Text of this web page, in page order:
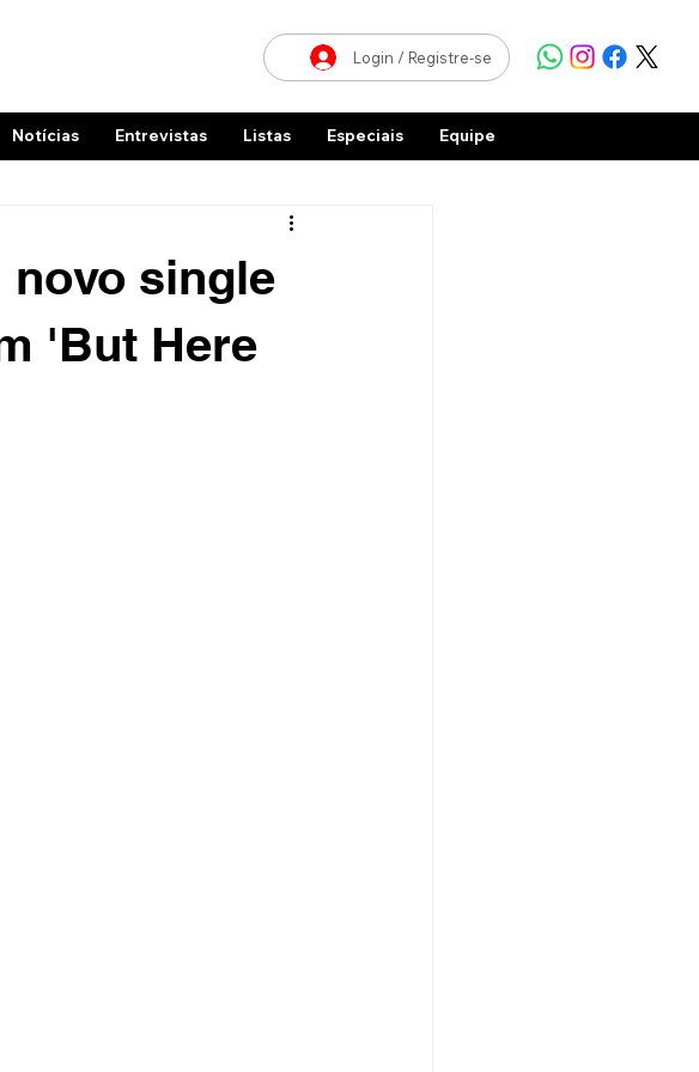
Login / Registre-se
Notícias Entrevistas Listas Especiais Equipe
novo single
'But Here